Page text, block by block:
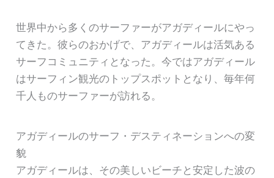
世界中から多くのサーファーがアガディールにやっ
てきた。彼らのおかげで、アガディールは活気ある
サーフコミュニティとなった。今ではアガディール
はサーフィン観光のトップスポットとなり、毎年何
千人ものサーファーが訪れる。
アガディールのサーフ・デスティネーションへの変
貌
アガディールは、その美しいビーチと安定した波の